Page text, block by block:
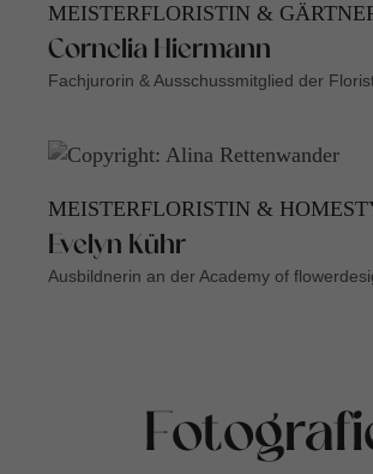
MEISTERFLORISTIN &
Cornelia Hiermann
Fachjurorin & Ausschussmitglied der
MEISTERFLORISTIN &
Evelyn Kühr
Ausbildnerin an der Academy of